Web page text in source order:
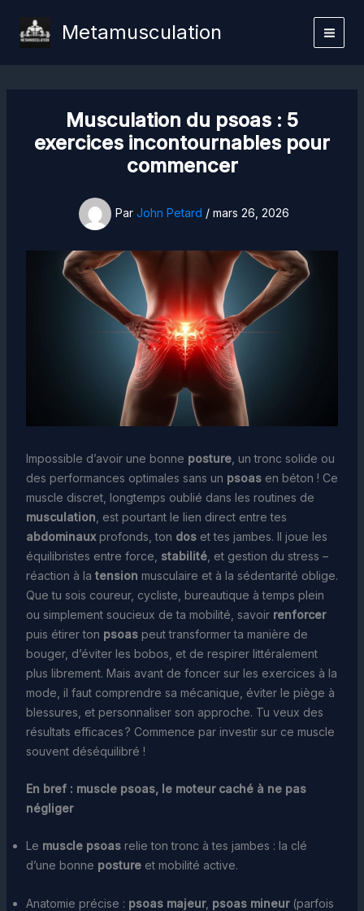
contenu
Metamusculation
Musculation du psoas : 5
exercices incontournables pour
commencer
Par John Petard / mars 26, 2026
Impossible d’avoir une bonne posture, un tronc solide ou
des performances optimales sans un psoasen béton ! Ce
muscle discret, longtemps oublié dans les routines de
musculation , est pourtant le lien direct entre tes
abdominauxprofonds, ton doset tes jambes. Il joue les
équilibristes entre force, stabilité, et gestion du stress –
réaction à la tension musculaire et à la sédentarité oblige.
Que tu sois coureur, cycliste, bureautique à temps plein
ou simplement soucieux de ta mobilité, savoir renforcer
puis étirer ton psoaspeut transformer ta manière de
bouger, d’éviter les bobos, et de respirer littéralement
plus librement. Mais avant de foncer sur les exercices à la
mode, il faut comprendre sa mécanique, éviter le piège à
blessures, et personnaliser son approche. Tu veux des
résultats efficaces ? Commence par investir sur ce muscle
souvent déséquilibré !
En bref : muscle psoas, le moteur caché à ne pas
négliger
Le muscle psoasrelie ton tronc à tes jambes : la clé
d’une bonne postureet mobilité active.
Anatomie précise : psoas majeur, psoas mineur(parfois